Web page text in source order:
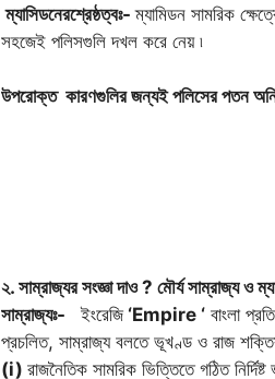
ম্যাসিডনেরশ্রেষ্ঠত্বঃ-ম্যামিডন সামরিক
সহজেই পলিসগুলি দখল করে নেয় ৷
উপরোক্ত কারণগুলির জন্যই পলিসের পতন
২. সাম্রাজ্যর সংজ্ঞা দাও ? মৌর্য সাম্রাজ্য ও
সাম্রাজ্যঃ-
ইংরেজি‘Empire ‘বাংলা
প্রচলিত, সাম্রাজ্য বলতে ভূখণ্ড ও রাজ
(i) রাজনৈতিক সামরিক ভিত্তিতে গঠিত